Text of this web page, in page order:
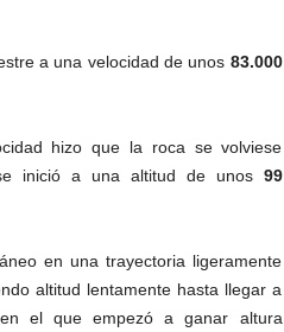
a una velocidad de unos 83.000
hizo que la roca se volviese
inició a una altitud de unos 99
en una trayectoria ligeramente
altitud lentamente hasta llegar a
el que empezó a ganar altura